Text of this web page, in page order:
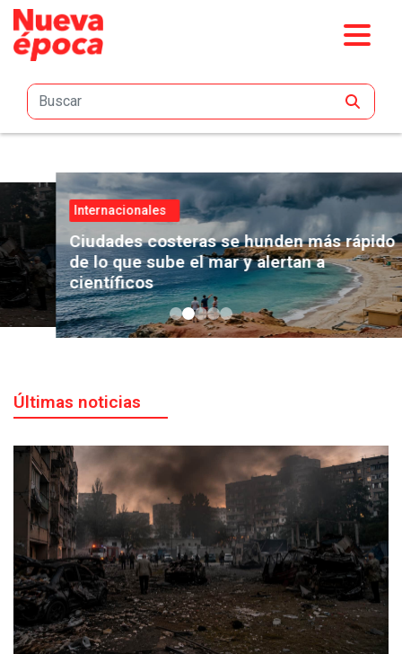
Saltar al contenido principal
Internacionales
Ciudades costeras se hunden más rápido
de lo que sube el mar y alertan a
científicos
Últimas noticias